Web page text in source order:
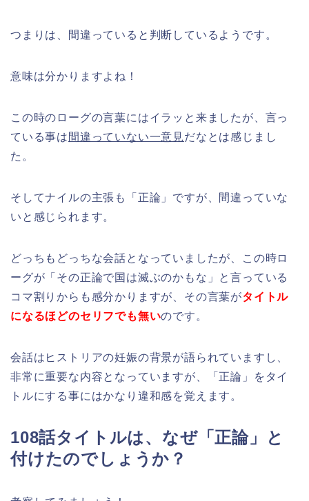
つまりは、間違っていると判断しているようです。
意味は分かりますよね！
この時のローグの言葉にはイラッと来ましたが、言っ
ている事は 間違っていない一意見だなとは感じまし
た。
そしてナイルの主張も「正論」ですが、間違っていな
いと感じられます。
どっちもどっちな会話となっていましたが、この時ロ
ーグが「その正論で国は滅ぶのかもな」と言っている
コマ割りからも感分かりますが、その言葉がタイトル
になるほどのセリフでも無いのです。
会話はヒストリアの妊娠の背景が語られていますし、
非常に重要な内容となっていますが、「正論」をタイ
トルにする事にはかなり違和感を覚えます。
108話タイトルは、なぜ「正論」と
付けたのでしょうか？